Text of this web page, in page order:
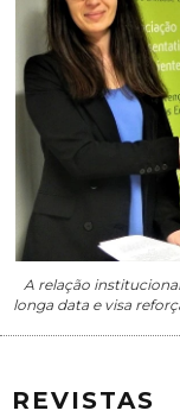
A relação
longa data e visa
REVISTAS